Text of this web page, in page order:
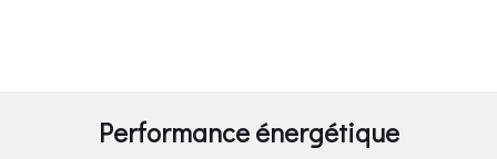
Performance énergétique